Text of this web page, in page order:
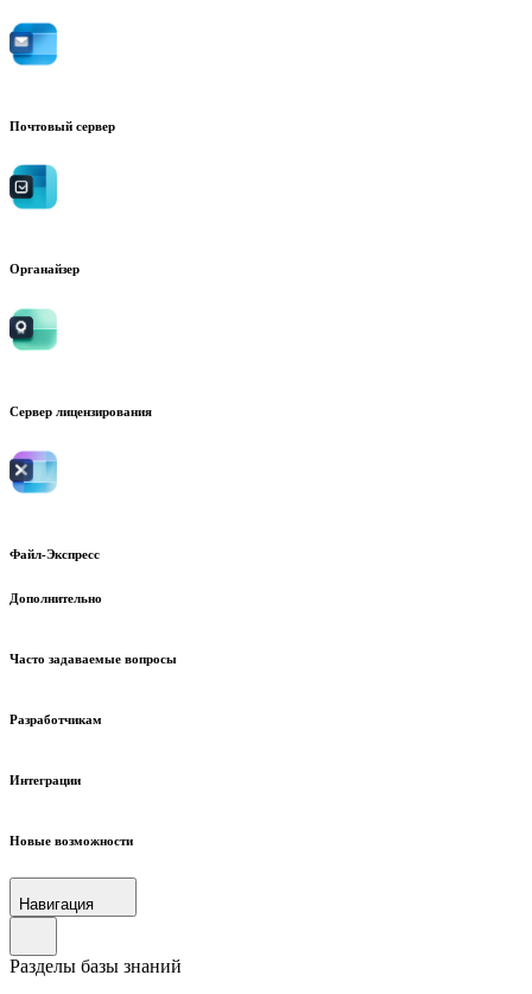
Почтовый сервер
Органайзер
Сервер лицензирования
Файл-Экспресс
Дополнительно
Часто задаваемые вопросы
Разработчикам
Интеграции
Новые возможности
Навигация
Разделы базы знаний